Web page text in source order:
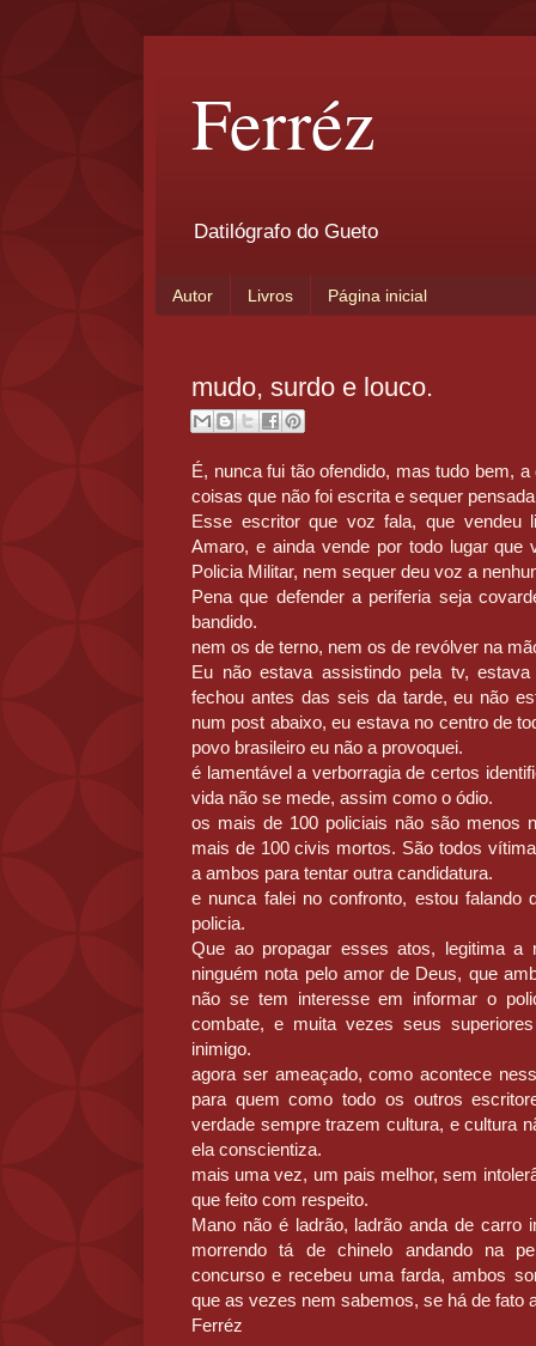
Ferréz
Datilógrafo do Gueto
Autor Livros Página inicial
mudo, surdo e louco.
É, nunca fui tão ofendido, mas tudo bem,
coisas que não foi escrita e sequer
Esse escritor que voz fala, que
Amaro, e ainda vende por todo lugar que
Policia Militar, nem sequer deu voz a
Pena que defender a periferia seja
bandido.
nem os de terno, nem os de revólver na
Eu não estava assistindo pela tv,
fechou antes das seis da tarde, eu não
num post abaixo, eu estava no centro de
povo brasileiro eu não a provoquei.
é lamentável a verborragia de certos
vida não se mede, assim como o ódio.
os mais de 100 policiais não são menos
mais de 100 civis mortos. São todos
a ambos para tentar outra candidatura.
e nunca falei no confronto, estou falando
policia.
Que ao propagar esses atos, legitima a
ninguém nota pelo amor de Deus, que
não se tem interesse em informar o
combate, e muita vezes seus
inimigo.
agora ser ameaçado, como acontece
para quem como todo os outros
verdade sempre trazem cultura, e cultura
ela conscientiza.
mais uma vez, um pais melhor, sem
que feito com respeito.
Mano não é ladrão, ladrão anda de carro
morrendo tá de chinelo andando na
concurso e recebeu uma farda, ambos
que as vezes nem sabemos, se há de fato
Ferréz